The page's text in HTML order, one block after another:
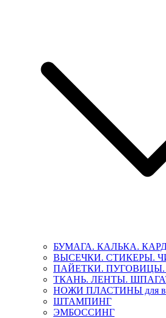
БУМАГА. КАЛЬКА.
ВЫСЕЧКИ. СТИКЕРЫ.
ПАЙЕТКИ. ПУГОВИЦЫ.
ТКАНЬ. ЛЕНТЫ.
НОЖИ ПЛАСТИНЫ для
ШТАМПИНГ
ЭМБОССИНГ